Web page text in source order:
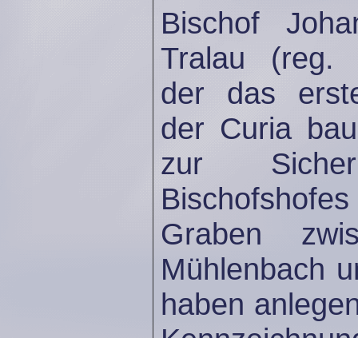
Bischof
Tralau (reg.
der das
der Curia
zur
Graben
Mühlenbach
haben